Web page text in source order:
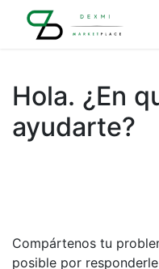
Hola. ¿En
ayudarte?
Compártenos tu
posible por